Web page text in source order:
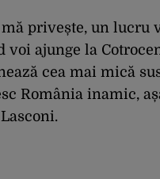
mă privește, un lucru
voi ajunge la
cea mai mică
România inamic,